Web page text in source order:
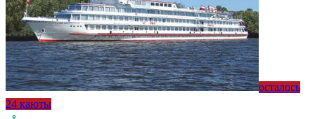
осталось
24 каюты